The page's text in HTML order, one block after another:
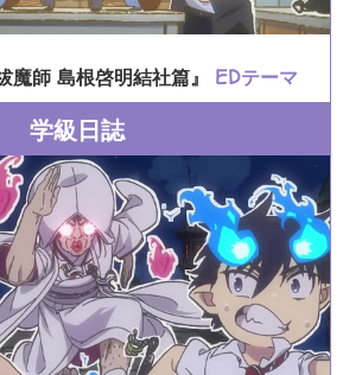
魔師 島根啓明結社篇』 EDテーマ
学級日誌